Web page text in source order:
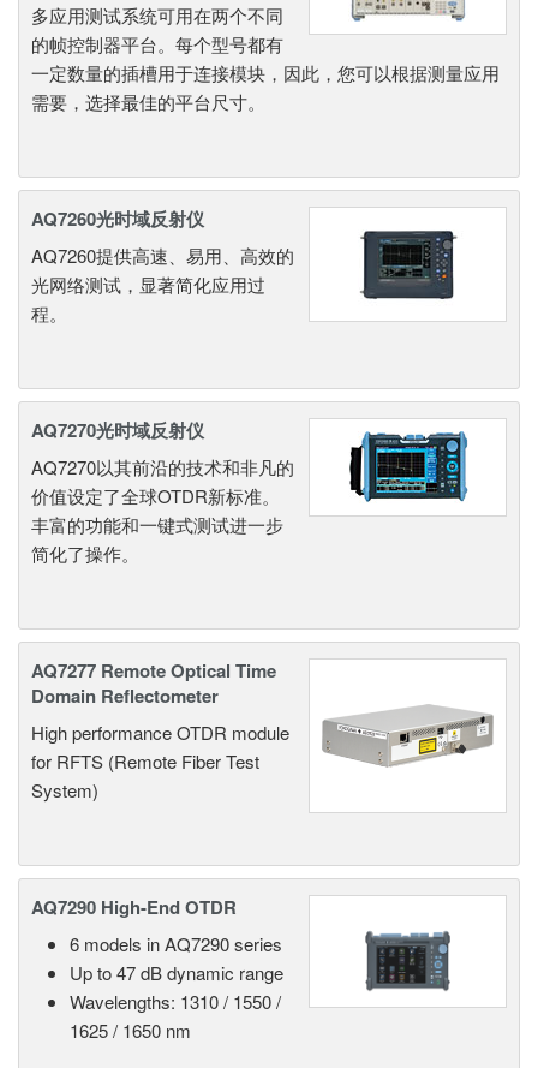
多应用测试系统可用在两个不同
的帧控制器平台。每个型号都有
一定数量的插槽用于连接模块，因此，您可以根据测量应用
需要，选择最佳的平台尺寸。
AQ7260光时域反射仪
AQ7260提供高速、易用、高效的
光网络测试，显著简化应用过
程。
AQ7270光时域反射仪
AQ7270以其前沿的技术和非凡的
价值设定了全球OTDR新标准。
丰富的功能和一键式测试进一步
简化了操作。
AQ7277 Remote Optical Time
Domain Reflectometer
High performance OTDR module
for RFTS (Remote Fiber Test
System)
AQ7290 High-End OTDR
6 models in AQ7290 series
Up to 47 dB dynamic range
Wavelengths: 1310 / 1550 /
1625 / 1650 nm